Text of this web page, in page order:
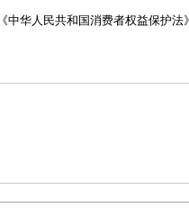
中华人民共和国消费者权益保护